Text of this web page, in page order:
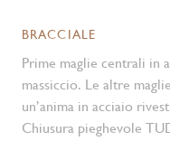
BRACCIALE
Prime maglie centrali in
massiccio. Le altre
un’anima in acciaio
Chiusura pieghevole